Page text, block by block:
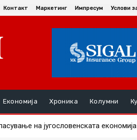
Контакт Маркетинг Импресум Услови
Економија Хроника Колумни
на одморна југословенската економија